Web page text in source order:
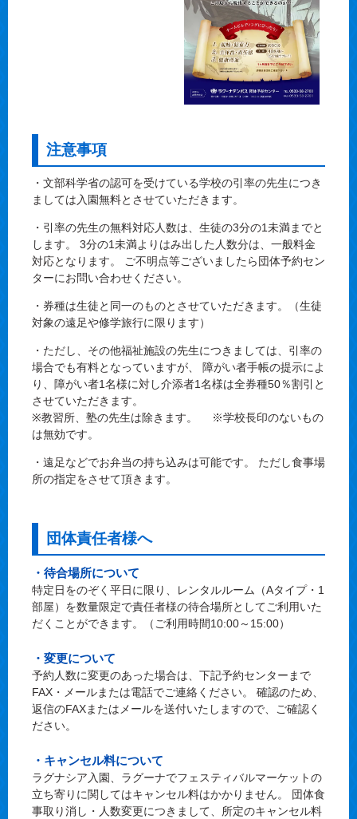
注意事項
・文部科学省の認可を受けている学校の引率の先生につき
ましては入園無料とさせていただきます。
・引率の先生の無料対応人数は、生徒の3分の1未満までと
します。 3分の1未満よりはみ出した人数分は、一般料金
対応となります。 ご不明点等ございましたら団体予約セン
ターにお問い合わせください。
・券種は生徒と同一のものとさせていただきます。（生徒
対象の遠足や修学旅行に限ります）
・ただし、その他福祉施設の先生につきましては、引率の
場合でも有料となっていますが、 障がい者手帳の提示によ
り、障がい者1名様に対し介添者1名様は全券種50％割引と
させていただきます。
※教習所、塾の先生は除きます。 ※学校長印のないもの
は無効です。
・遠足などでお弁当の持ち込みは可能です。 ただし食事場
所の指定をさせて頂きます。
団体責任者様へ
・待合場所について
特定日をのぞく平日に限り、レンタルルーム（Aタイプ・1
部屋）を数量限定で責任者様の待合場所としてご利用いた
だくことができます。（ご利用時間10:00～15:00）
・変更について
予約人数に変更のあった場合は、下記予約センターまで
FAX・メールまたは電話でご連絡ください。 確認のため、
返信のFAXまたはメールを送付いたしますので、ご確認く
ださい。
・キャンセル料について
ラグナシア入園、ラグーナでフェスティバルマーケットの
立ち寄りに関してはキャンセル料はかかりません。 団体食
事取り消し・人数変更につきまして、所定のキャンセル料